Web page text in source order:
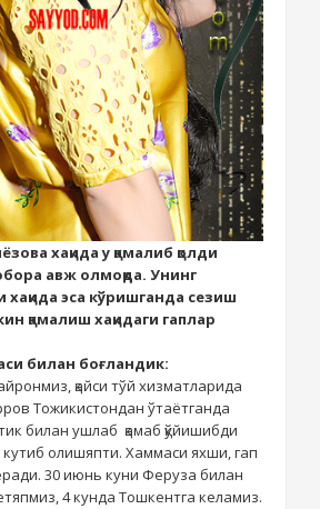
хақида у қамалиб қолди
авж олмоқда. Унинг
эса кўришганда сезиш
қамалиш хақидаги гаплар
билан боғландик:
қайси тўй хизматларида
Тожикистондан ўтаётганда
билан ушлаб қамаб қўйишибди
олишяпти. Хаммаси яхши, гап
30 июнь куни Феруза билан
4 кунда Тошкентга келамиз.